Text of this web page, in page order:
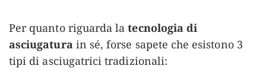
Per quanto riguarda latecnologia di
asciugaturain sé, forse sapete che esistono 3
tipi di asciugatrici tradizionali: